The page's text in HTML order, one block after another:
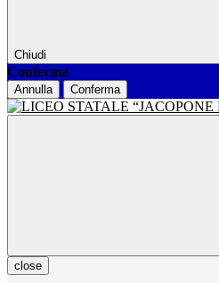
Chiudi
Conferma
Annulla Conferma
close